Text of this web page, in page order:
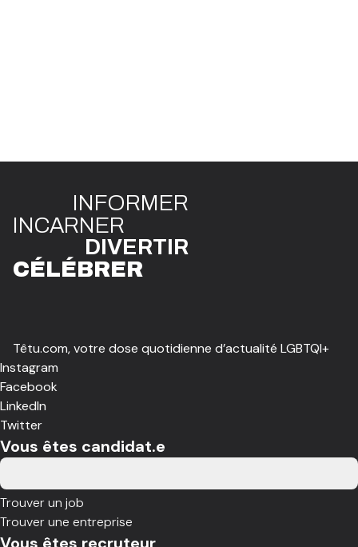
INFORMER
INCARNER
DIVERTIR
CÉLÉBRER
Têtu.com, votre dose quotidienne d’actualité LGBTQI+
Instagram
Facebook
LinkedIn
Twitter
Vous êtes candidat.e
Trouver un job
Trouver une entreprise